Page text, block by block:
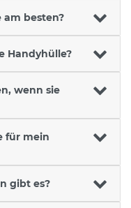
besten?
Handyhülle?
wenn sie
für mein
gibt es?